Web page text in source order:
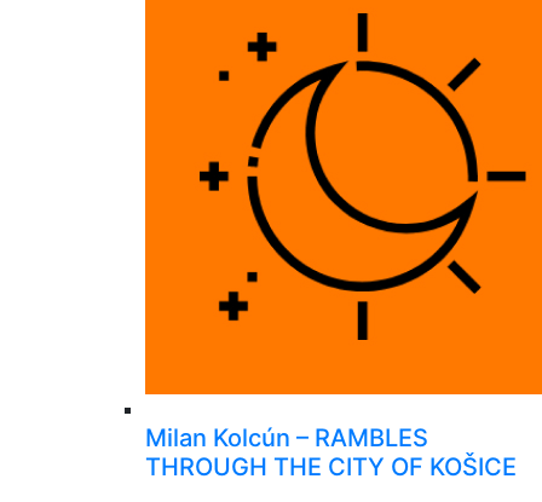
Milan Kolcún – RAMBLES
THROUGH THE CITY OF KOŠICE